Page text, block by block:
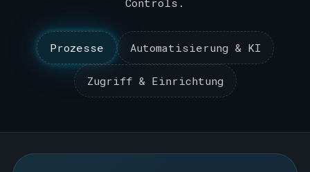
Prozesse Automatisierung & KI
Zugriff & Einrichtung